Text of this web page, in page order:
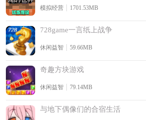
模拟经营 1701.53MB
728game一言纸上战争
休闲益智 59.66MB
奇趣方块游戏
休闲益智 79.14MB
与地下偶像们的合宿生活